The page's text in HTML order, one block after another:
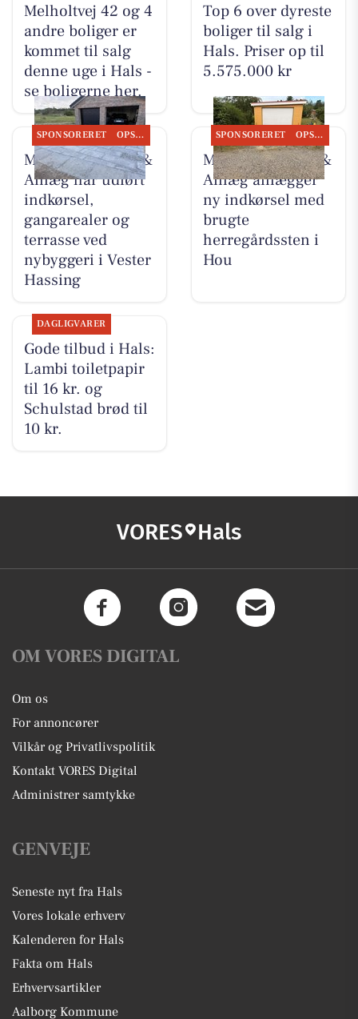
Melholtvej 42 og 4
andre boliger er
kommet til salg
denne uge i Hals -
se boligerne her.
Top 6 over dyreste
boliger til salg i
Hals. Priser op til
5.575.000 kr
SPONSORERET OPSLAGSTAVLEN
MB Entreprenør &
Anlæg har udført
indkørsel,
gangarealer og
terrasse ved
nybyggeri i Vester
Hassing
SPONSORERET OPSLAGSTAVLEN
MB Entreprenør &
Anlæg anlægger
ny indkørsel med
brugte
herregårdssten i
Hou
DAGLIGVARER
Gode tilbud i Hals:
Lambi toiletpapir
til 16 kr. og
Schulstad brød til
10 kr.
VORES Hals
OM VORES DIGITAL
Om os
For annoncører
Vilkår og Privatlivspolitik
Kontakt VORES Digital
Administrer samtykke
GENVEJE
Seneste nyt fra Hals
Vores lokale erhverv
Kalenderen for Hals
Fakta om Hals
Erhvervsartikler
Aalborg Kommune